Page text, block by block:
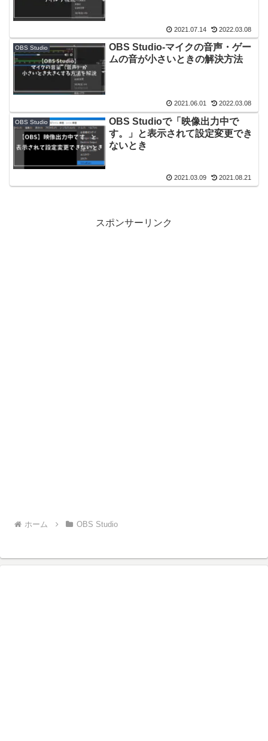
2021.07.14 2022.03.08
OBS Studio
OBS Studio-マイクの音声・ゲー
ムの音が小さいときの解決方法
2021.06.01 2022.03.08
OBS Studio
OBS Studioで「映像出力中で
す。」と表示されて設定変更でき
ないとき
2021.03.09 2021.08.21
スポンサーリンク
ホーム OBS Studio